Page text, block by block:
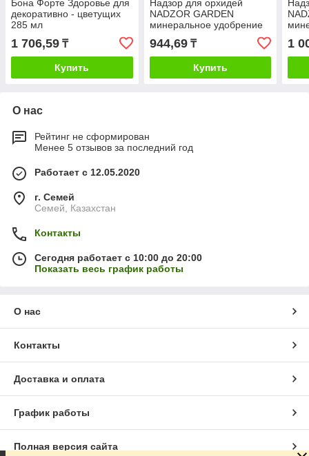
Бона Форте Здоровье для
декоративно - цветущих
285 мл
1 706,59 ₸
Купить
Надзор для орхидей
NADZOR GARDEN
минеральное удобрение
944,69₸
Купить
1
О нас
Рейтинг не сформирован
Менее 5 отзывов за последний год
Работает с 12.05.2020
г. Семей
Семей, Казахстан
Контакты
Сегодня работает с 10:00 до 20:00
Показать весь график работы
О нас
Контакты
Доставка и оплата
График работы
Полная версия сайта